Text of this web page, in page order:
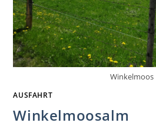
Winkelmoos
AUSFAHRT
Winkelmoosalm